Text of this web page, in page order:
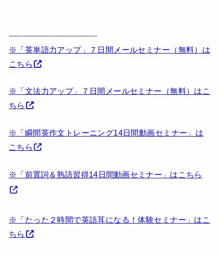
————————————–
※「英単語力アップ」７日間メールセミナー（無料）は
こちら
※「文法力アップ」７日間メールセミナー（無料）はこ
ちら
※「瞬間英作文トレーニング14日間動画セミナー」は
こちら
※「前置詞＆熟語習得14日間動画セミナー」はこちら
※「たった２時間で英語耳になる！体験セミナー」はこ
ちら